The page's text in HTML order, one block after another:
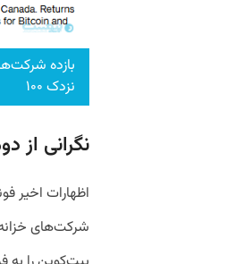
نزدک ۱۰۰
نگرانی از
اظهارات اخیر
شرکت‌های